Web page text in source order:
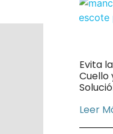
Evita
Cuello
Leer